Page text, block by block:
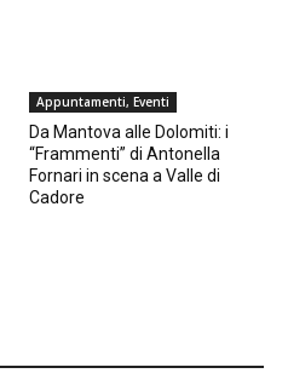
Appuntamenti, Eventi
Da Mantova alle Dolomiti: i
“Frammenti” di Antonella
Fornari in scena a Valle di
Cadore